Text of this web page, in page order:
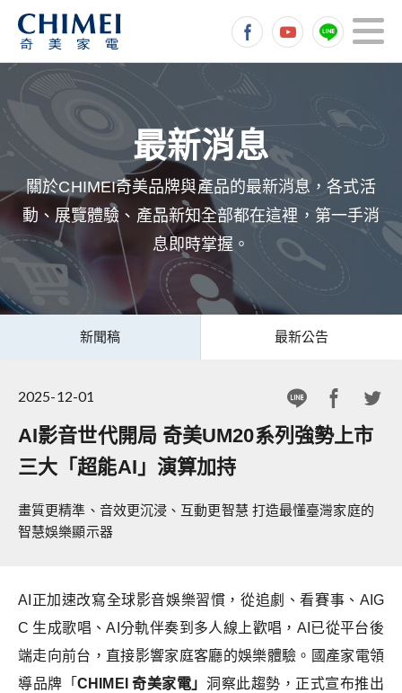
關於CHIMEI奇美品牌與產品的最新消息，各式活
動、展覽體驗、產品新知全部都在這裡，第一手消
息即時掌握。
新聞稿 最新公告
2025-12-01
AI影音世代開局 奇美UM20系列強勢上市
三大「超能AI」演算加持
畫質更精準、音效更沉浸、互動更智慧 打造最懂臺灣家庭的
智慧娛樂顯示器
AI 正加速改寫全球影音娛樂習慣，從追劇、看賽事、AIG
C 生成歌唱、AI分軌伴奏到多人線上歡唱，AI已從平台後
端走向前台，直接影響家庭客廳的娛樂體驗。國產家電領
導品牌「CHIMEI奇美家電」 洞察此趨勢，正式宣布推出